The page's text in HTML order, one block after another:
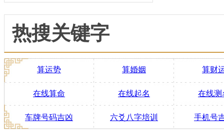
热搜关键字
算运势 算婚姻 算财
在线算命 在线起名 在线测
车牌号码吉凶 六爻八字培训 手机号